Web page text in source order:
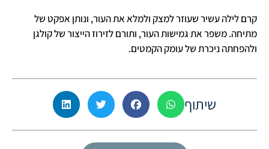
קרם לילה עשיר שעוזר למצק ולמלא את העור, ונותן אפקט של
מתיחה. משפר את גמישות העור, ותורם לזירוז הייצור של קולגן
ולהפחתה ניכרת של עומק הקמטים.
שיתוף